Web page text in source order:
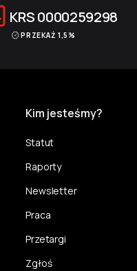
KRS0000259298
PRZEKAŻ 1,5%
Kim jesteśmy?
Statut
Raporty
Newsletter
Praca
Przetargi
Zgłoś